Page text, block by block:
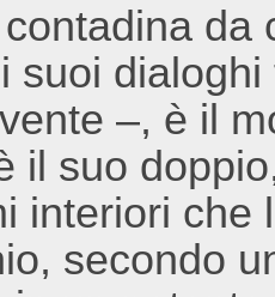
da
suoi
–, è il
il suo
interiori che
secondo